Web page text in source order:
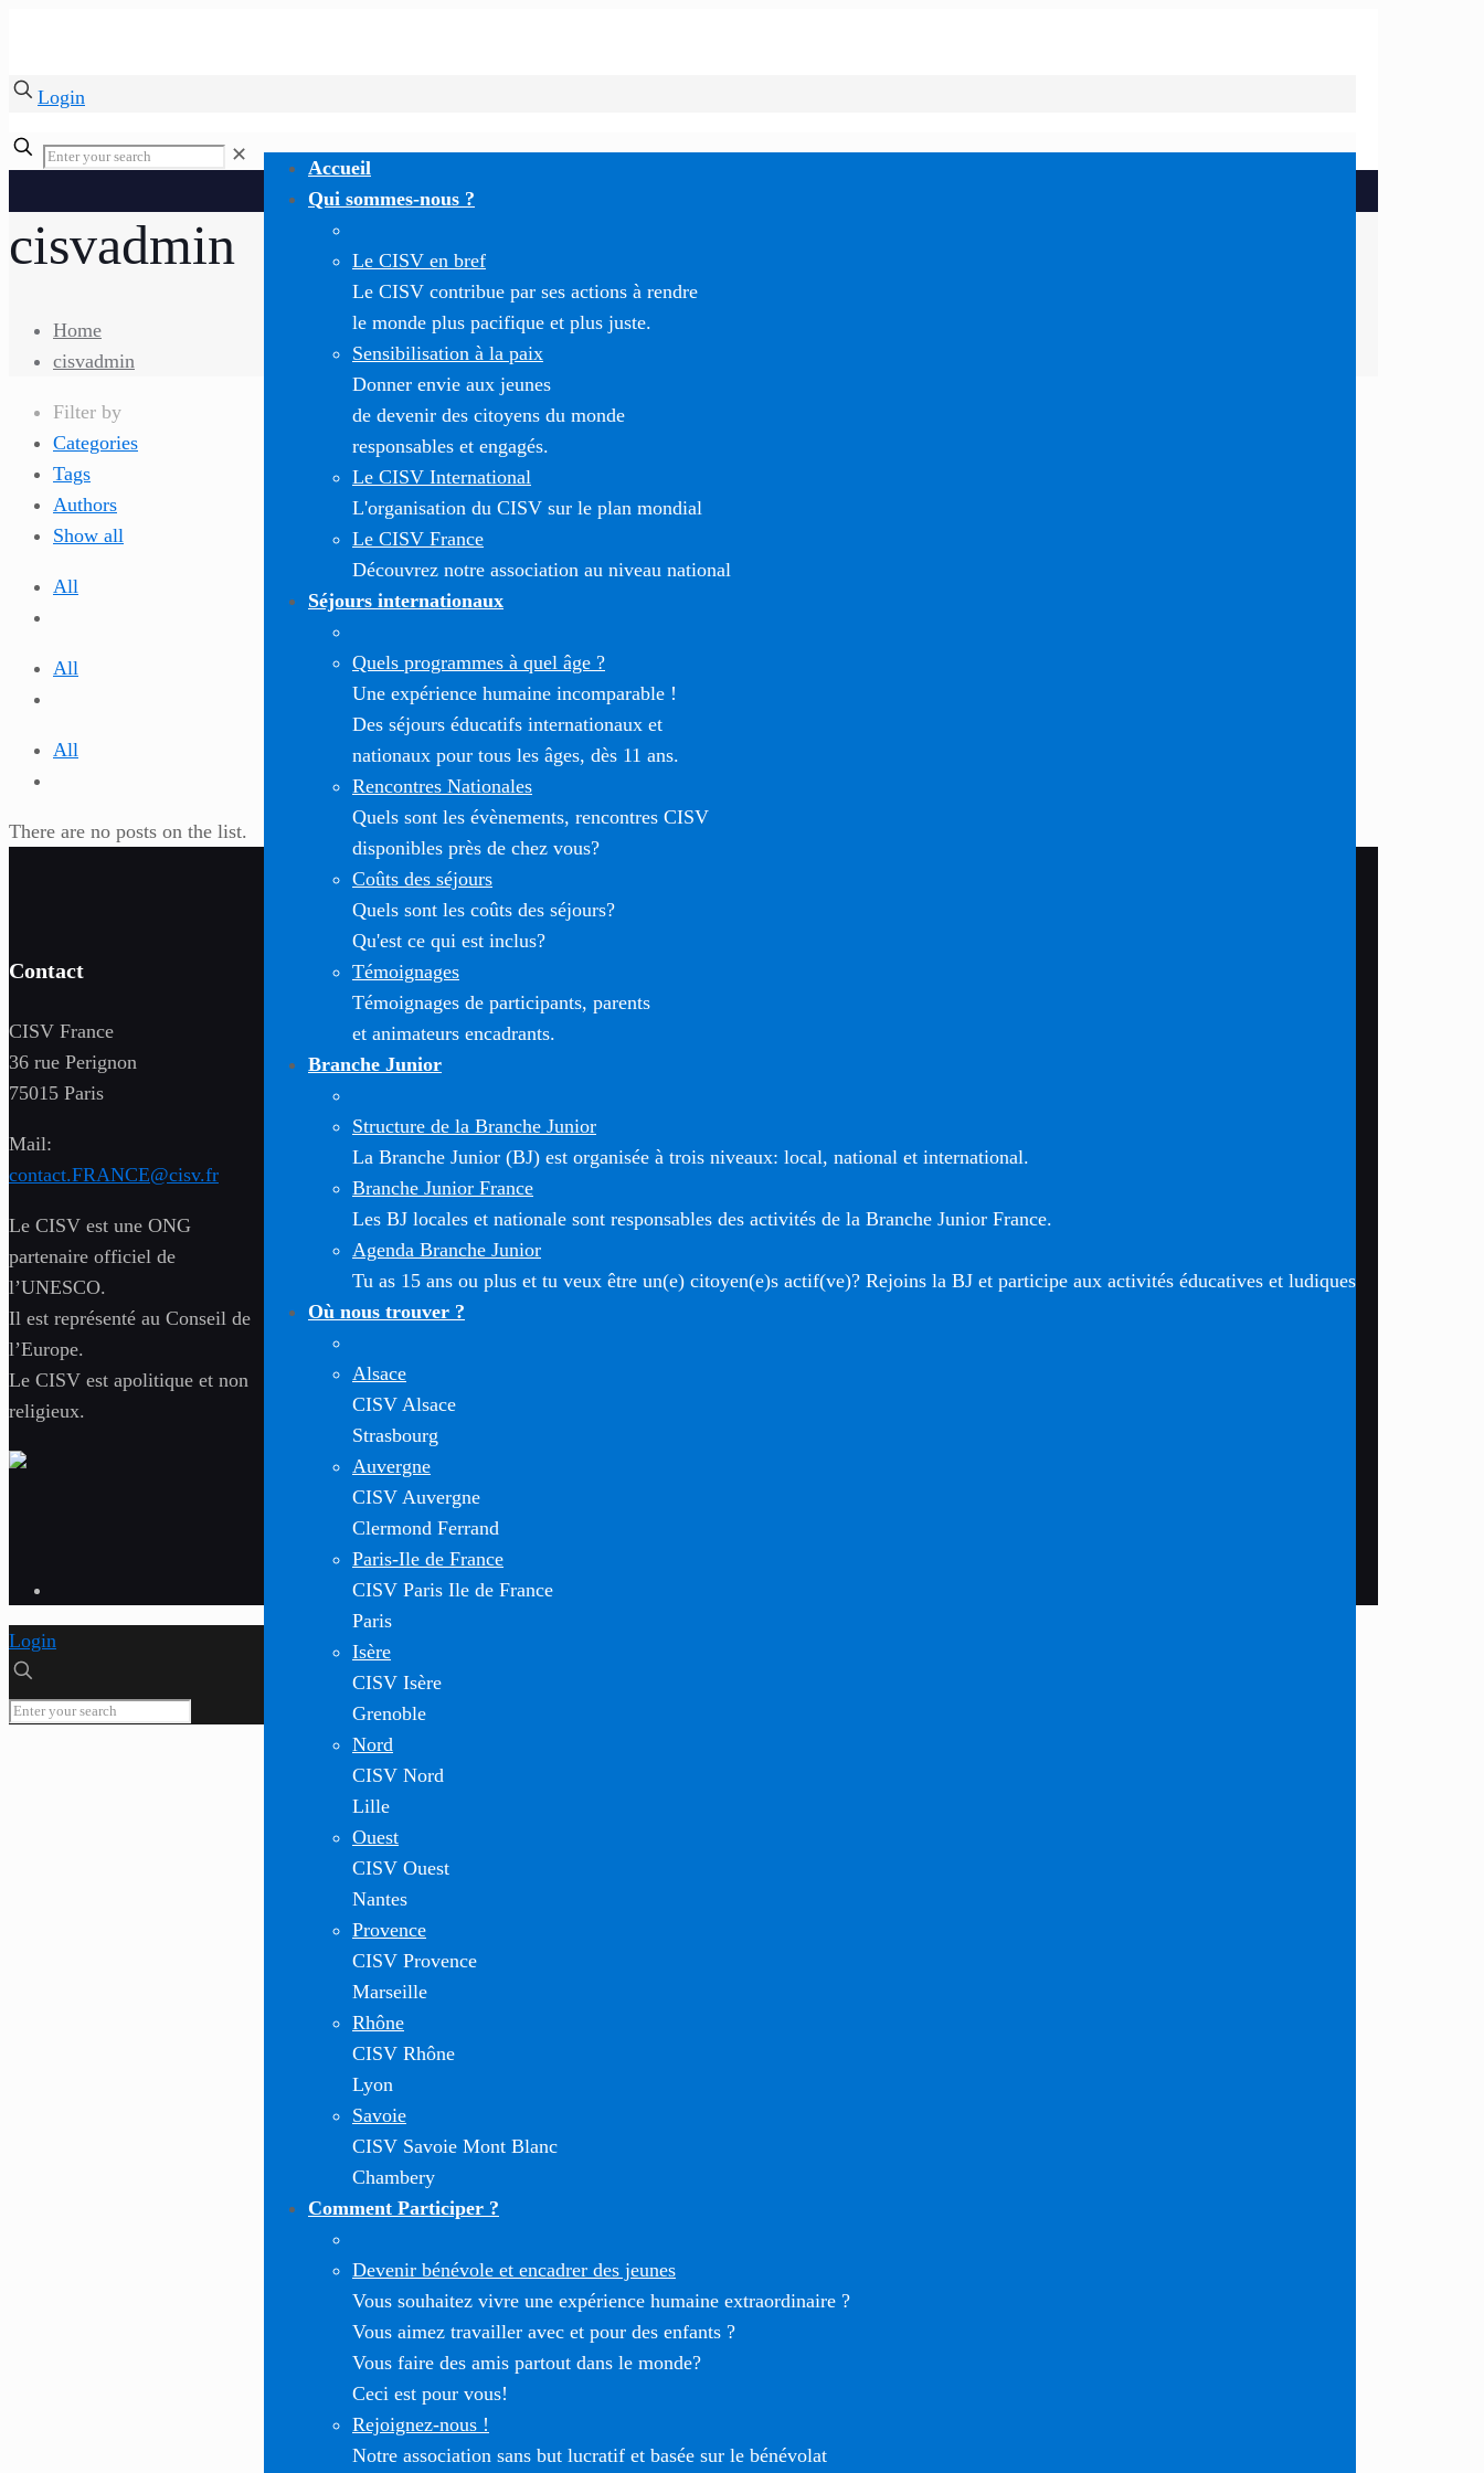
Login
Accueil
Qui sommes-nous ?
Le CISV en bref
Le CISV contribue par ses actions à rendre
le monde plus pacifique et plus juste.
Sensibilisation à la paix
Donner envie aux jeunes
de devenir des citoyens du monde
responsables et engagés.
Le CISV International
L'organisation du CISV sur le plan mondial
Le CISV France
Découvrez notre association au niveau national
Séjours internationaux
Quels programmes à quel âge ?
Une expérience humaine incomparable !
Des séjours éducatifs internationaux et
nationaux pour tous les âges, dès 11 ans.
Rencontres Nationales
Quels sont les évènements, rencontres CISV
disponibles près de chez vous?
Coûts des séjours
Quels sont les coûts des séjours?
Qu'est ce qui est inclus?
Témoignages
Témoignages de participants, parents
et animateurs encadrants.
Branche Junior
Structure de la Branche Junior
La Branche Junior (BJ) est organisée à trois niveaux: local, national et international.
Branche Junior France
Les BJ locales et nationale sont responsables des activités de la Branche Junior France.
Agenda Branche Junior
Tu as 15 ans ou plus et tu veux être un(e) citoyen(e)s actif(ve)? Rejoins la BJ et participe aux activités éducatives et ludiques
Où nous trouver ?
Alsace
CISV Alsace
Strasbourg
Auvergne
CISV Auvergne
Clermond Ferrand
Paris-Ile de France
CISV Paris Ile de France
Paris
Isère
CISV Isère
Grenoble
Nord
CISV Nord
Lille
Ouest
CISV Ouest
Nantes
Provence
CISV Provence
Marseille
Rhône
CISV Rhône
Lyon
Savoie
CISV Savoie Mont Blanc
Chambery
Comment Participer ?
Devenir bénévole et encadrer des jeunes
Vous souhaitez vivre une expérience humaine extraordinaire ?
Vous aimez travailler avec et pour des enfants ?
Vous faire des amis partout dans le monde?
Ceci est pour vous!
Rejoignez-nous !
Notre association sans but lucratif et basée sur le bénévolat
✕
cisvadmin
Home
cisvadmin
Filter by
Categories
Tags
Authors
Show all
All
All
All
There are no posts on the list.
Contact
CISV France
36 rue Perignon
75015 Paris
Mail:
contact.FRANCE@cisv.fr
Le CISV est une ONG
partenaire officiel de
l’UNESCO.
Il est représenté au Conseil de
l’Europe.
Le CISV est apolitique et non
religieux.
Login